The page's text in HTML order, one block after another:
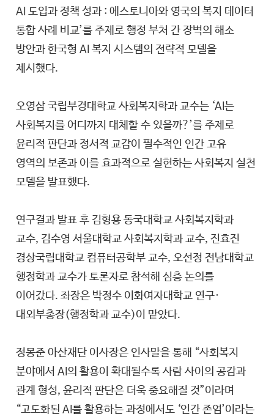
AI 도입과 정책 성과 : 에스토니아와 영국의 복지 데이터
통합 사례 비교’를 주제로 행정 부처 간 장벽의 해소
방안과 한국형 AI 복지 시스템의 전략적 모델을
제시했다.
오영삼 국립부경대학교 사회복지학과 교수는 ‘AI는
사회복지를 어디까지 대체할 수 있을까?’를 주제로
윤리적 판단과 정서적 교감이 필수적인 인간 고유
영역의 보존과 이를 효과적으로 실현하는 사회복지 실천
모델을 발표했다.
연구결과 발표 후 김형용 동국대학교 사회복지학과
교수, 김수영 서울대학교 사회복지학과 교수, 진효진
경상국립대학교 컴퓨터공학부 교수, 오선정 전남대학교
행정학과 교수가 토론자로 참석해 심층 논의를
이어갔다. 좌장은 박정수 이화여자대학교 연구·
대외부총장(행정학과 교수)이 맡았다.
정몽준 아산재단 이사장은 인사말을 통해 “사회복지
분야에서 AI의 활용이 확대될수록 사람 사이의 공감과
관계 형성, 윤리적 판단은 더욱 중요해질 것”이라며
“고도화된 AI를 활용하는 과정에서도 ‘인간 존엄’이라는